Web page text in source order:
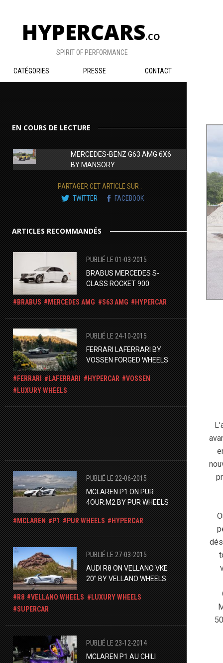
HYPERCARS.CO
SPIRIT OF PERFORMANCE
CATÉGORIES PRESSE CONTACT
EN COURS DE LECTURE
MERCEDES-BENZ G63 AMG 6X6
BY MANSORY
PARTAGER CET ARTICLE SUR :
TWITTER
FACEBOOK
ARTICLES RECOMMANDÉS
PUBLIÉ LE 01-03-2015
BRABUS MERCEDES S-
CLASS ROCKET 900
BRABUS MERCEDES AMG S63 AMG HYPERCAR
PUBLIÉ LE 24-10-2015
FERRARI LAFERRARI BY
VOSSEN FORGED WHEELS
FERRARI LAFERRARI HYPERCAR
VOSSEN
LUXURY WHEELS
PUBLIÉ LE 22-06-2015
MCLAREN P1 ON PUR
4OUR.M2 BY PUR WHEELS
MCLAREN P1 PUR WHEELS HYPERCAR
PUBLIÉ LE 27-03-2015
AUDI R8 ON VELLANO VKE
20” BY VELLANO WHEELS
R8 VELLANO WHEELS
LUXURY WHEELS
SUPERCAR
PUBLIÉ LE 23-12-2014
MCLAREN P1 AU CHILI